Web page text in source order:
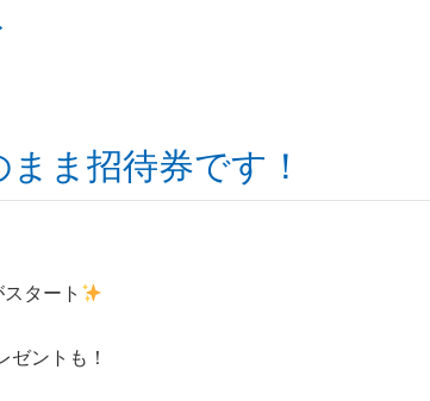
ま招待券です！
タート
ントも！